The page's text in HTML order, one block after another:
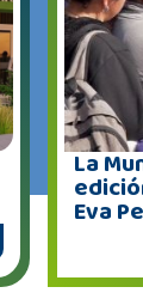
La
Eva